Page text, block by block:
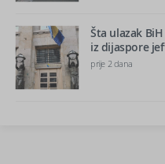
Šta ulazak
iz dijaspore
prije 2 dana